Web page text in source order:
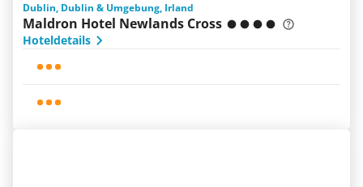
Dublin, Dublin & Umgebung, Irland
Maldron Hotel Newlands Cross
Hoteldetails